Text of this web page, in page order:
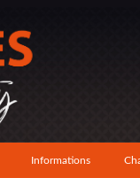
Informations